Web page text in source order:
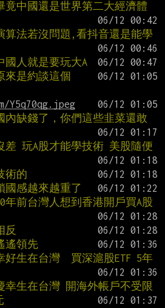
竟中國還是世界第二大經濟體
算法若沒問題,看抖音還是能學
國人就是要玩大A
來是約談這個
缺錢了，你們這些韭菜還敢
差 玩A股才能學技術 美股隨便
術的
國感越來越重了
年前台灣人想到香港開戶買A股
反
遙領先
好生在台灣  買深滬股ETF 5年
幸生在台灣 開海外帳戶不受限